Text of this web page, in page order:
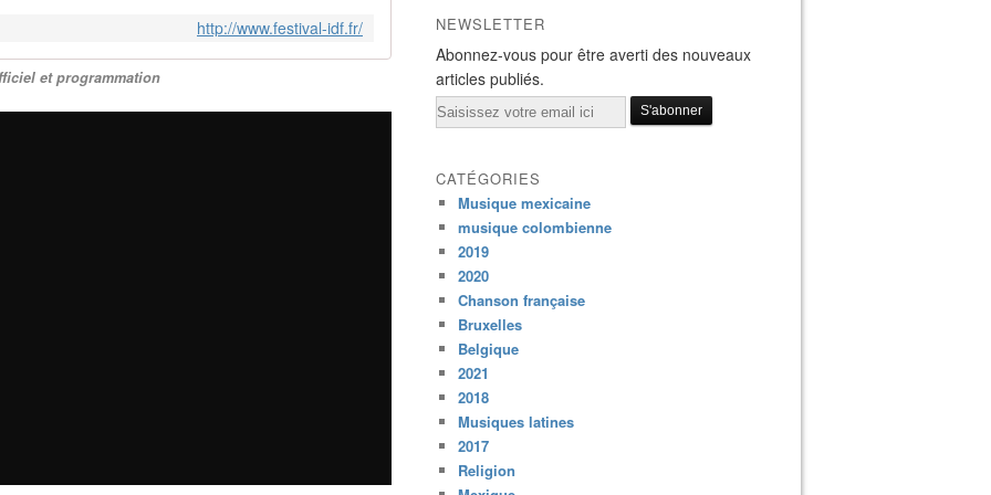
http://www.festival-idf.fr/
et programmation
NEWSLETTER
Abonnez-vous pour être averti des nouveaux
articles publiés.
Email
CATÉGORIES
Musique mexicaine
musique colombienne
2019
2020
Chanson française
Bruxelles
Belgique
2021
2018
Musiques latines
2017
Religion